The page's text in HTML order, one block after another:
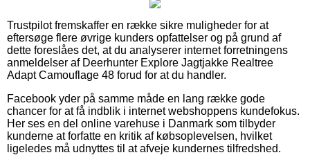
Trustpilot fremskaffer en række sikre muligheder for at
eftersøge flere øvrige kunders opfattelser og på grund af
dette foreslåes det, at du analyserer internet forretningens
anmeldelser af Deerhunter Explore Jagtjakke Realtree
Adapt Camouflage 48 forud for at du handler.
Facebook yder på samme måde en lang række gode
chancer for at få indblik i internet webshoppens kundefokus.
Her ses en del online varehuse i Danmark som tilbyder
kunderne at forfatte en kritik af købsoplevelsen, hvilket
ligeledes må udnyttes til at afveje kundernes tilfredshed.